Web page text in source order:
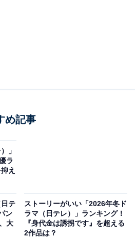
私たち』（日本テレビ系）で上
演を務めています。
ためのヒントを学ぶ新感覚のア
ィー作品。生田さんは、動物に
物学者」の椎堂司を演じていま
め記事
」
ラ
え
テ
ン
大
ストーリーがいい「2026年冬ド
ラマ（日テレ）」ランキング！
『身代金は誘拐です』を超える
2作品は？